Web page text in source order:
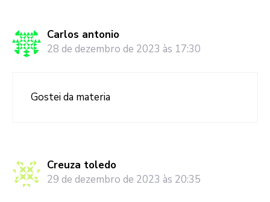
Carlos antonio
28 de dezembro de 2023 às 17:30
Gostei da materia
Creuza toledo
29 de dezembro de 2023 às 20:35